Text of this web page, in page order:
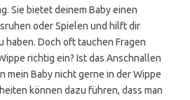
Sie bietet deinem Baby einen
oder Spielen und hilft dir
haben. Doch oft tauchen Fragen
richtig ein? Ist das Anschnallen
mein Baby nicht gerne in der Wippe
können dazu führen, dass man